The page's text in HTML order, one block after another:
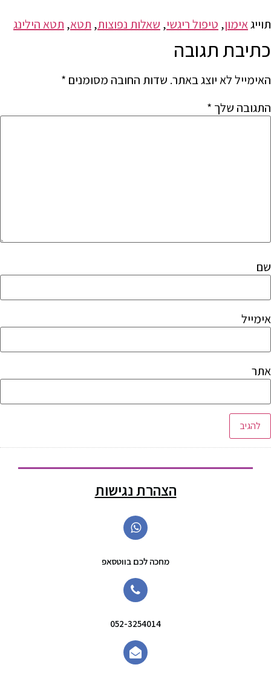
תוייגאימון, טיפול ריגשי, שאלות נפוצות, תטא, תטא הילינג
כתיבת תגובה
האימייל לא יוצג באתר. שדות החובה מסומנים *
התגובה שלך *
שם
אימייל
אתר
הצהרת נגישות
מחכה לכם בווטסאפ
052-3254014